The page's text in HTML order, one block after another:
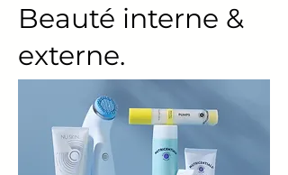
Beauté interne &
externe.